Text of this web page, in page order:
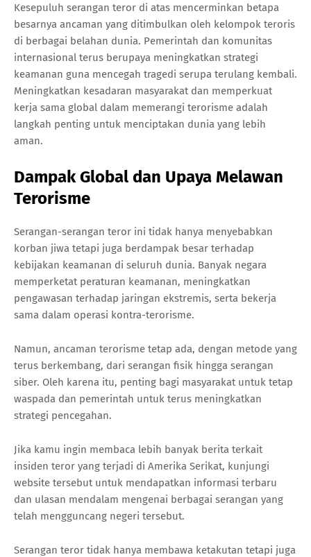
Kesepuluh serangan teror di atas mencerminkan betapa
besarnya ancaman yang ditimbulkan oleh kelompok teroris
di berbagai belahan dunia. Pemerintah dan komunitas
internasional terus berupaya meningkatkan strategi
keamanan guna mencegah tragedi serupa terulang kembali.
Meningkatkan kesadaran masyarakat dan memperkuat
kerja sama global dalam memerangi terorisme adalah
langkah penting untuk menciptakan dunia yang lebih
aman.
Dampak Global dan Upaya Melawan
Terorisme
Serangan-serangan teror ini tidak hanya menyebabkan
korban jiwa tetapi juga berdampak besar terhadap
kebijakan keamanan di seluruh dunia. Banyak negara
memperketat peraturan keamanan, meningkatkan
pengawasan terhadap jaringan ekstremis, serta bekerja
sama dalam operasi kontra-terorisme.
Namun, ancaman terorisme tetap ada, dengan metode yang
terus berkembang, dari serangan fisik hingga serangan
siber. Oleh karena itu, penting bagi masyarakat untuk tetap
waspada dan pemerintah untuk terus meningkatkan
strategi pencegahan.
Jika kamu ingin membaca lebih banyak berita terkait
insiden teror yang terjadi di Amerika Serikat, kunjungi
website tersebut untuk mendapatkan informasi terbaru
dan ulasan mendalam mengenai berbagai serangan yang
telah mengguncang negeri tersebut.
Serangan teror tidak hanya membawa ketakutan tetapi juga